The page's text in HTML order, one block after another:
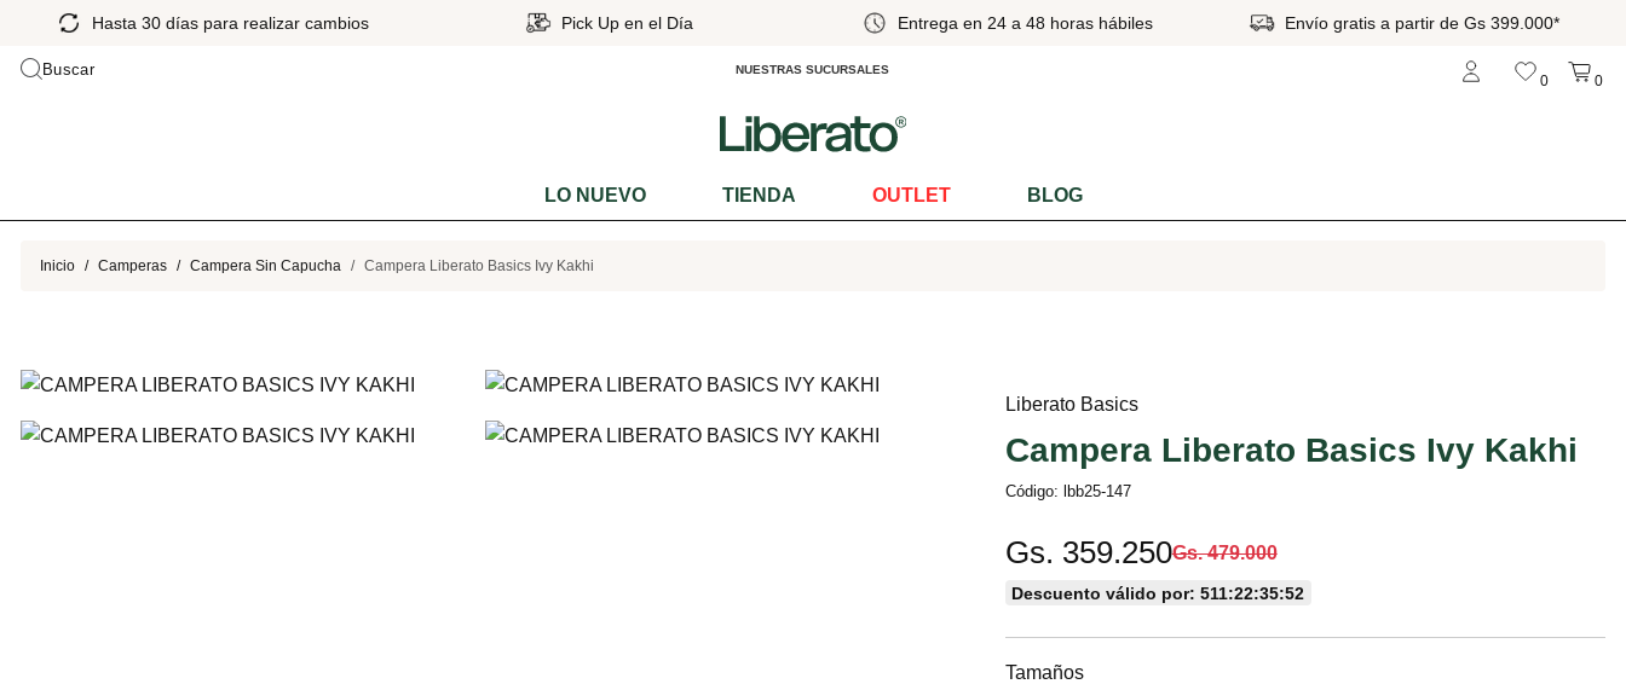
Hasta 30 días para realizar cambios Pick Up en el Día Entrega en 24 a 48 horas hábiles Envío gratis a partir de Gs 399.000*
Buscar NUESTRAS SUCURSALES
0 0
LO NUEVO TIENDA OUTLET BLOG
Inicio Camperas Campera Sin Capucha Campera Liberato Basics Ivy Kakhi
Liberato Basics
Campera Liberato Basics Ivy Kakhi
Código: lbb25-147
Gs. 359.250Gs. 479.000
Descuento válido por: 511:22:35:51
Tamaños